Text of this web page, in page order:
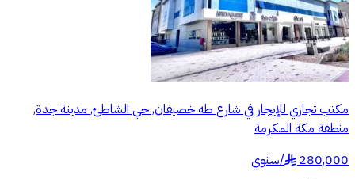
مكتب تجاري للإيجار في شارع طه خصيفان, حي الشاطئ, مدينة جدة,
منطقة مكة المكرمة
280,000
§
/سنوي